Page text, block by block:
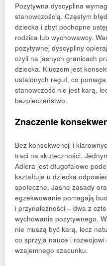
Pozytywna dyscyplina
stanowczością. Częstym
dziecka i zbyt pochopne
rodzica lub wychowawcy.
pozytywnej dyscypliny
czyli na jasnych granicach
dziecka. Kluczem jest
ustalonych reguł, co
stanowczość nie jest karą,
bezpieczeństwo.
Znaczenie
Bez konsekwencji i
traci na skuteczności.
Adlera jest długofalowe
kształtuje u dziecka
społeczne. Jasne zasady
egzekwowanie pomagają
i przynależności – dwa z
wychowania pozytywnego.
nie muszą być karą, lecz
co sprzyja nauce i
wzajemnego szacunku.